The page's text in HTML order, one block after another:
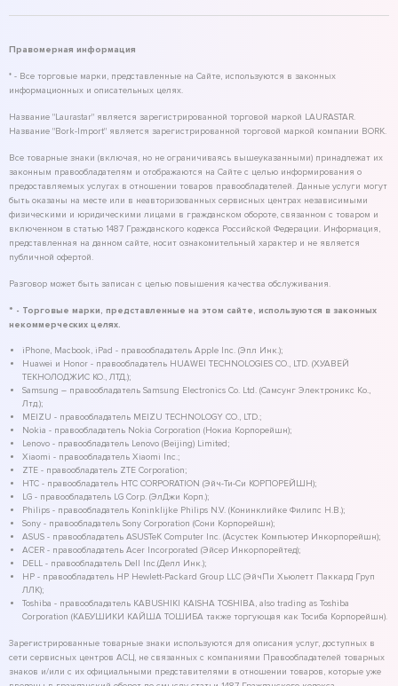
Правомерная информация
* - Все торговые марки, представленные на Сайте, используются в законных
информационных и описательных целях.
Название "Laurastar" является зарегистрированной торговой маркой LAURASTAR.
Название "Bork-Import" является зарегистрированной торговой маркой компании BORK.
Все товарные знаки (включая, но не ограничиваясь вышеуказанными) принадлежат их
законным правообладателям и отображаются на Сайте с целью информирования о
предоставляемых услугах в отношении товаров правообладателей. Данные услуги могут
быть оказаны на месте или в неавторизованных сервисных центрах независимыми
физическими и юридическими лицами в гражданском обороте, связанном с товаром и
включенном в статью 1487 Гражданского кодекса Российской Федерации. Информация,
представленная на данном сайте, носит ознакомительный характер и не является
публичной офертой.
Разговор может быть записан с целью повышения качества обслуживания.
* - Торговые марки, представленные на этом сайте, используются в законных
некоммерческих целях.
iPhone, Macbook, iPad - правообладатель Apple Inc. (Эпл Инк.);
Huawei и Honor - правообладатель HUAWEI TECHNOLOGIES CO., LTD. (ХУАВЕЙ
ТЕКНОЛОДЖИС КО., ЛТД.);
Samsung – правообладатель Samsung Electronics Co. Ltd. (Самсунг Электроникс Ко.,
Лтд.);
MEIZU - правообладатель MEIZU TECHNOLOGY CO., LTD.;
Nokia - правообладатель Nokia Corporation (Нокиа Корпорейшн);
Lenovo - правообладатель Lenovo (Beijing) Limited;
Xiaomi - правообладатель Xiaomi Inc.;
ZTE - правообладатель ZTE Corporation;
HTC - правообладатель HTC CORPORATION (Эйч-Ти-Си КОРПОРЕЙШН);
LG - правообладатель LG Corp. (ЭлДжи Корп.);
Philips - правообладатель Koninklijke Philips N.V. (Конинклийке Филипс Н.В.);
Sony - правообладатель Sony Corporation (Сони Корпорейшн);
ASUS - правообладатель ASUSTeK Computer Inc. (Асустек Компьютер Инкорпорейшн);
ACER - правообладатель Acer Incorporated (Эйсер Инкорпорейтед);
DELL - правообладатель Dell Inc.(Делл Инк.);
HP - правообладатель HP Hewlett-Packard Group LLC (ЭйчПи Хьюлетт Паккард Груп
ЛЛК);
Toshiba - правообладатель KABUSHIKI KAISHA TOSHIBA, also trading as Toshiba
Corporation (КАБУШИКИ КАЙША ТОШИБА также торгующая как Тосиба Корпорейшн).
Зарегистрированные товарные знаки используются для описания услуг, доступных в
сети сервисных центров АСЦ, не связанных с компаниями Правообладателей товарных
знаков и/или с их официальными представителями в отношении товаров, которые уже